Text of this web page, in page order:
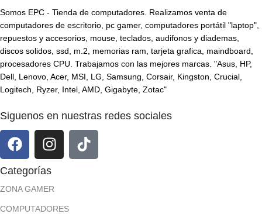
Somos EPC - Tienda de computadores. Realizamos venta de
computadores de escritorio, pc gamer, computadores portátil "laptop",
repuestos y accesorios, mouse, teclados, audifonos y diademas,
discos solidos, ssd, m.2, memorias ram, tarjeta grafica, maindboard,
procesadores CPU. Trabajamos con las mejores marcas. "Asus, HP,
Dell, Lenovo, Acer, MSI, LG, Samsung, Corsair, Kingston, Crucial,
Logitech, Ryzer, Intel, AMD, Gigabyte, Zotac"
Siguenos en nuestras redes sociales
Categorías
ZONA GAMER
COMPUTADORES